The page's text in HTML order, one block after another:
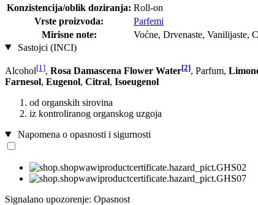
Konzistencija/oblik doziranja: Roll-on
Vrste proizvoda:
Parfemi
Mirisne note:
Voćne, Drvenaste, Vanilijaste,
Sastojci (INCI)
Alcohol[1], Rosa Damascena Flower Water[2], Parfum,
Farnesol, Eugenol, Citral, Isoeugenol
od organskih sirovina
iz kontroliranog organskog uzgoja
Napomena o opasnosti i sigurnosti
Signalano upozorenje: Opasnost